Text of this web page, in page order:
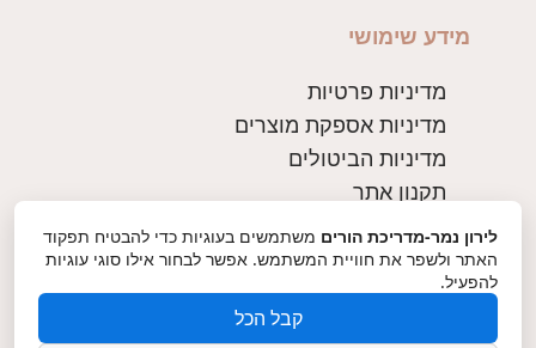
מידע שימושי
מדיניות פרטיות
מדיניות אספקת מוצרים
מדיניות הביטולים
תקנון אתר
צרו קשר
054-2424066
Lironzan@gmail.com
לירון נמר-מדריכת הורים משתמשים בעוגיות כדי להבטיח תפקוד
האתר ולשפר את חוויית המשתמש. אפשר לבחור אילו סוגי עוגיות
להפעיל.
קבל הכל